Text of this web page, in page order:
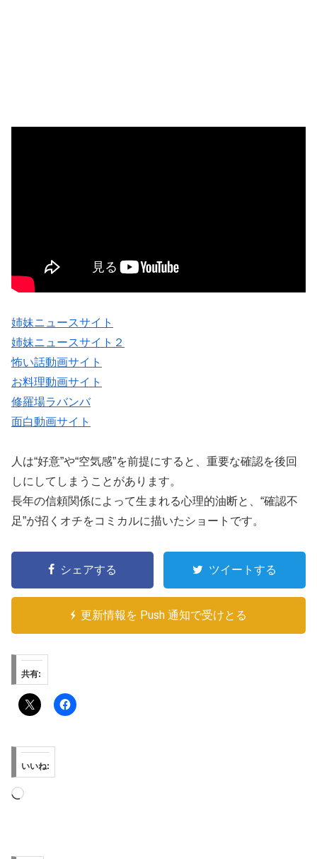
姉妹ニュースサイト
姉妹ニュースサイト２
怖い話動画サイト
お料理動画サイト
修羅場ラバンバ
面白動画サイト
人は“好意”や“空気感”を前提にすると、重要な確認を後回
しにしてしまうことがあります。
長年の信頼関係によって生まれる心理的油断と、“確認不
足”が招くオチをコミカルに描いたショートです。
シェアする ツイートする
更新情報を Push 通知で受けとる
共有:
いいね:
読
み